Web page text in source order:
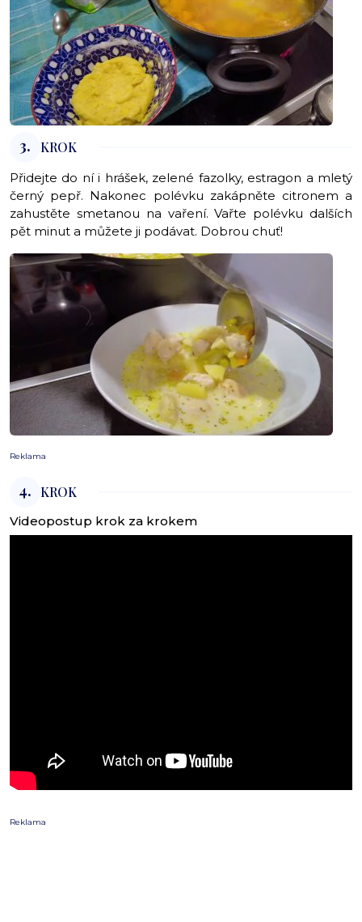
3. KROK
Přidejte do ní i hrášek, zelené fazolky, estragon a mletý
černý pepř. Nakonec polévku zakápněte citronem a
zahustěte smetanou na vaření. Vařte polévku dalších
pět minut a můžete ji podávat. Dobrou chuť!
Reklama
4. KROK
Videopostup krok za krokem
Reklama